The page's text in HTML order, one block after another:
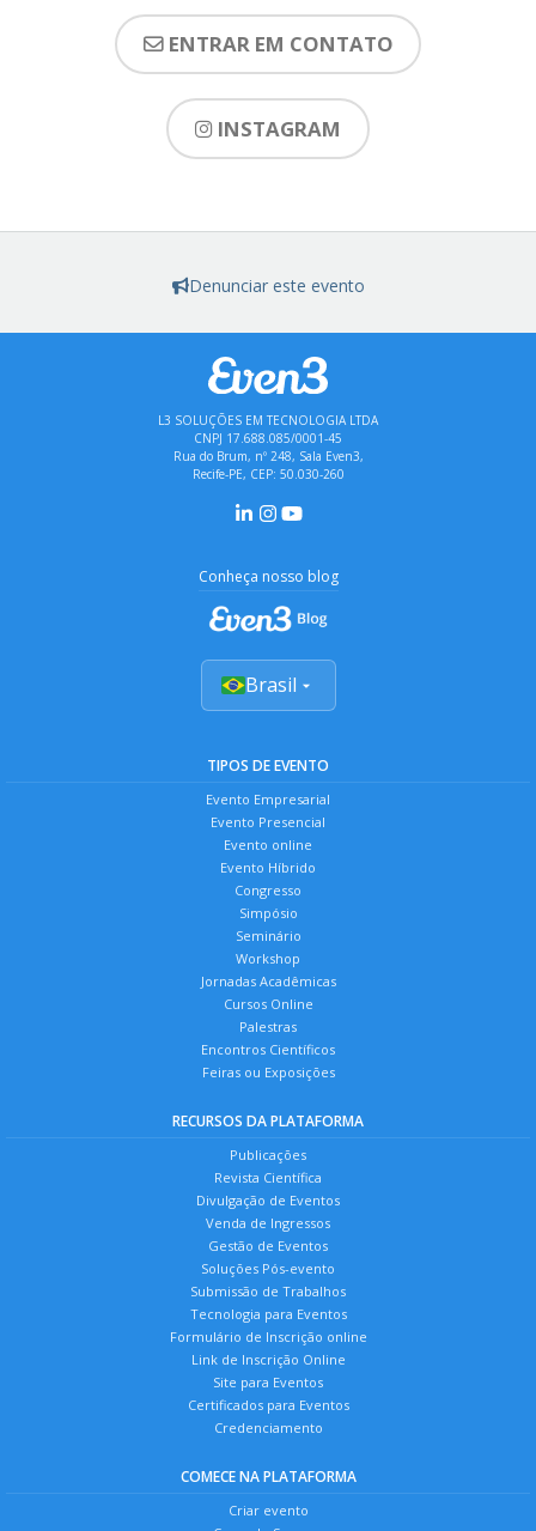
ENTRAR EM CONTATO
INSTAGRAM
Denunciar este evento
L3 SOLUÇÕES EM TECNOLOGIA LTDA
CNPJ 17.688.085/0001-45
Rua do Brum, nº 248, Sala Even3,
Recife-PE, CEP: 50.030-260
Conheça nosso blog
Brasil
TIPOS DE EVENTO
Evento Empresarial
Evento Presencial
Evento online
Evento Híbrido
Congresso
Simpósio
Seminário
Workshop
Jornadas Acadêmicas
Cursos Online
Palestras
Encontros Científicos
Feiras ou Exposições
RECURSOS DA PLATAFORMA
Publicações
Revista Científica
Divulgação de Eventos
Venda de Ingressos
Gestão de Eventos
Soluções Pós-evento
Submissão de Trabalhos
Tecnologia para Eventos
Formulário de Inscrição online
Link de Inscrição Online
Site para Eventos
Certificados para Eventos
Credenciamento
COMECE NA PLATAFORMA
Criar evento